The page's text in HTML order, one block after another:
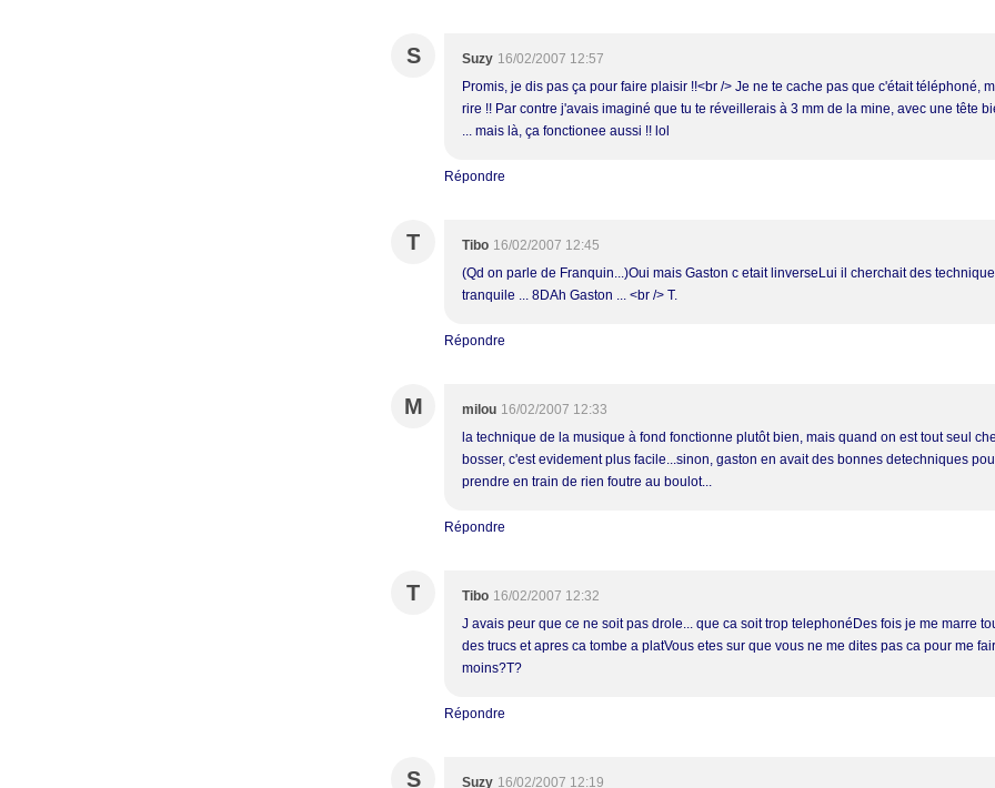
S Suzy 16/02/2007 12:57
Promis, je dis pas ça pour faire plaisir !!<br /> Je ne te cache pas que c'était téléphoné,
rire !! Par contre j'avais imaginé que tu te réveillerais à 3 mm de la mine, avec une tête
... mais là, ça fonctionee aussi !! lol
Répondre
T Tibo 16/02/2007 12:45
(Qd on parle de Franquin...)Oui mais Gaston c etait linverseLui il cherchait des
tranquile ... 8DAh Gaston ... <br /> T.
Répondre
M milou 16/02/2007 12:33
la technique de la musique à fond fonctionne plutôt bien, mais quand on est tout seul
bosser, c'est evidement plus facile...sinon, gaston en avait des bonnes detechniques
prendre en train de rien foutre au boulot...
Répondre
T Tibo 16/02/2007 12:32
J avais peur que ce ne soit pas drole... que ca soit trop telephonéDes fois je me marre
des trucs et apres ca tombe a platVous etes sur que vous ne me dites pas ca pour me
moins?T?
Répondre
S Suzy 16/02/2007 12:19